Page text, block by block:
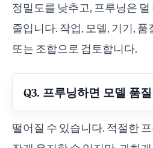
정밀도를 낮추고, 프루닝은
줄입니다. 작업, 모델, 기기,
또는 조합으로 검토합니다.
Q3. 프루닝하면 모델 품
떨어질 수 있습니다. 적절한